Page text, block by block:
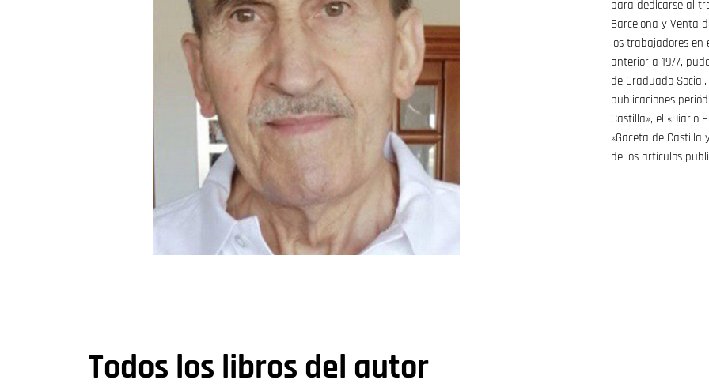
para dedicarse al
Barcelona y Venta
los trabajadores en
anterior a 1977,
de Graduado
publicaciones
Castilla», el «Diario
«Gaceta de Castilla
de los artículos
Todos los libros del autor